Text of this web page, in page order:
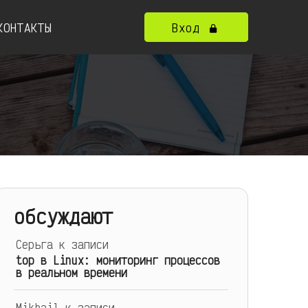
Вход
обсуждают
Серьгак записи
top в Linux: мониторинг процессов
в реальном времени